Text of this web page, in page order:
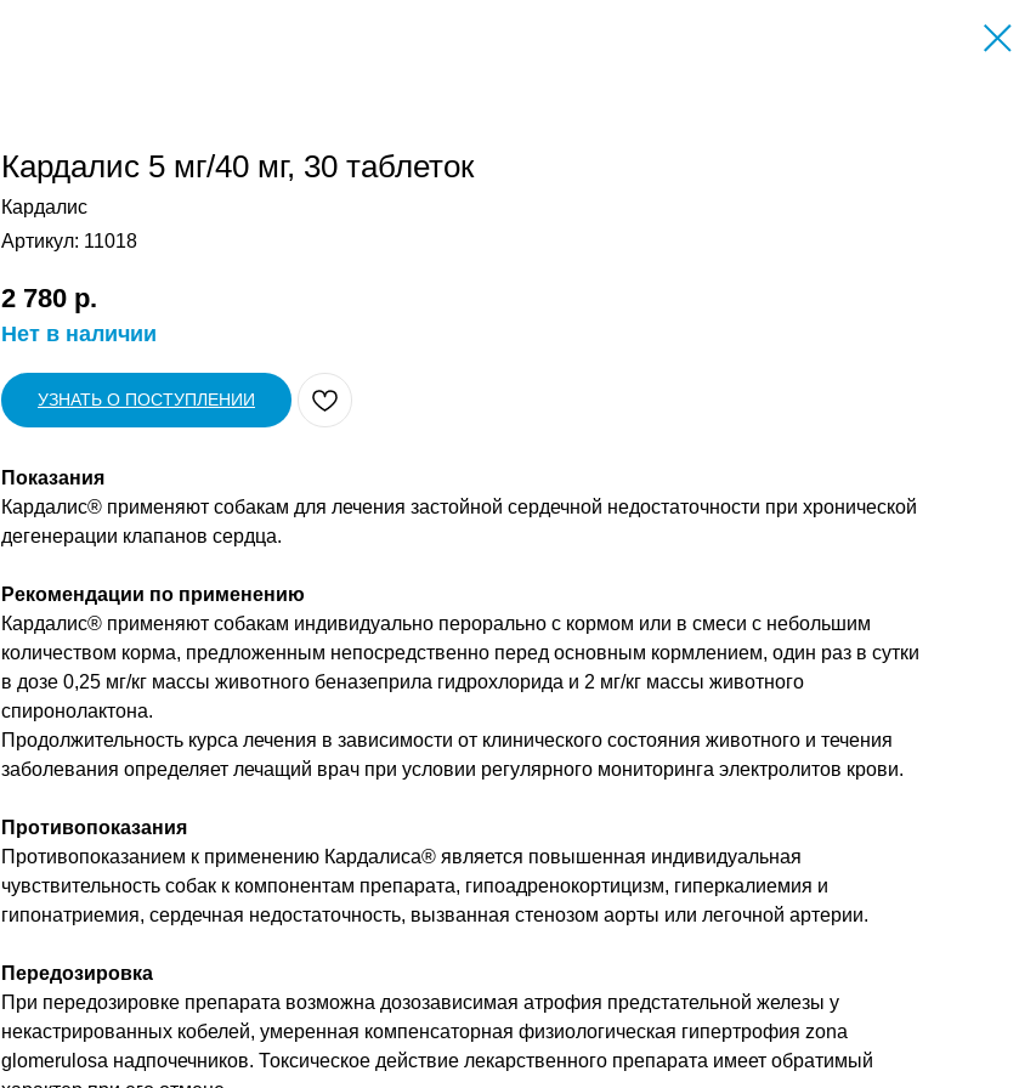
Кардалис 5 мг/40 мг, 30 таблеток
Кардалис
Артикул: 11018
2 780 р.
Нет в наличии
УЗНАТЬ О ПОСТУПЛЕНИИ
Показания
Кардалис® применяют собакам для лечения застойной сердечной недостаточности при хронической
дегенерации клапанов сердца.
Рекомендации по применению
Кардалис® применяют собакам индивидуально перорально с кормом или в смеси с небольшим
количеством корма, предложенным непосредственно перед основным кормлением, один раз в сутки
в дозе 0,25 мг/кг массы животного беназеприла гидрохлорида и 2 мг/кг массы животного
спиронолактона.
Продолжительность курса лечения в зависимости от клинического состояния животного и течения
заболевания определяет лечащий врач при условии регулярного мониторинга электролитов крови.
Противопоказания
Противопоказанием к применению Кардалиса® является повышенная индивидуальная
чувствительность собак к компонентам препарата, гипоадренокортицизм, гиперкалиемия и
гипонатриемия, сердечная недостаточность, вызванная стенозом аорты или легочной артерии.
Передозировка
При передозировке препарата возможна дозозависимая атрофия предстательной железы у
некастрированных кобелей, умеренная компенсаторная физиологическая гипертрофия zona
glomerulosa надпочечников. Токсическое действие лекарственного препарата имеет обратимый